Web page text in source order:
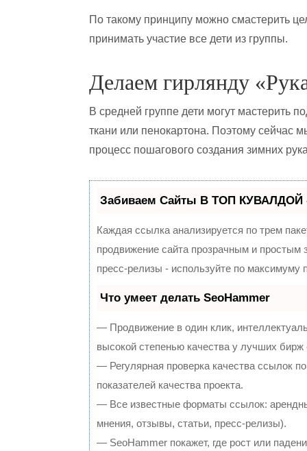
По такому принципу можно смастерить
принимать участие все дети из группы.
Делаем гирлянду
В средней группе дети могут мастерить
ткани или пенокартона. Поэтому сейчас
процесс пошагового создания зимних
Забиваем Сайты В ТОП КУВАЛДОЙ -
Каждая ссылка анализируется по трем
продвижение сайта прозрачным и
пресс-релизы - используйте по
Что умеет делать SeoHammer
— Продвижение в один клик,
высокой степенью качества у лучших бирж
— Регулярная проверка качества ссылок
показателей качества проекта.
— Все известные форматы ссылок:
мнения, отзывы, статьи, пресс-релизы).
— SeoHammer покажет, где рост или